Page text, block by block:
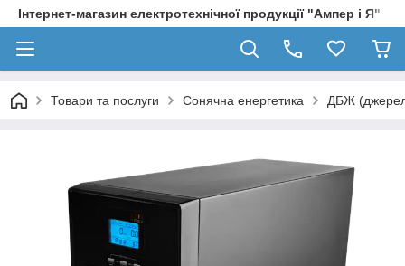
Інтернет-магазин електротехнічної продукції "Ампер і Я"
Товари та послуги Сонячна енергетика ДБЖ